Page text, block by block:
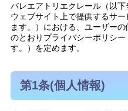
バレエアトリエクレール（以
ウェブサイト上で提供するサ
ます。）における、ユーザー
のとおりプライバシーポリシ
す。）を定めます。
第1条(個人情報)